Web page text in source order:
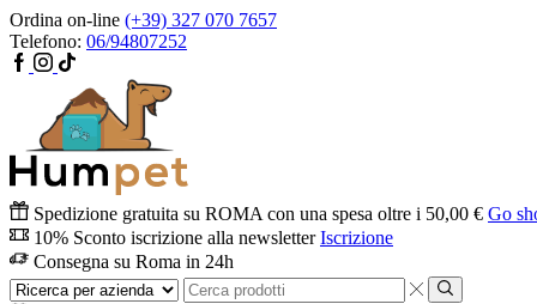
Ordina on-line (+39) 327 070 7657
Telefono: 06/94807252
Spedizione gratuita su ROMA con una spesa oltre i 50,00 € Go
10% Sconto iscrizione alla newsletter Iscrizione
Consegna su Roma in 24h